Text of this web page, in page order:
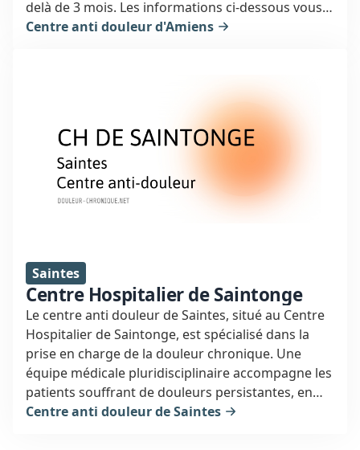
delà de 3 mois. Les informations ci-dessous vous
orienteront vers un spécialiste de la douleur à
Centre anti douleur d'Amiens
Saintes
Centre Hospitalier de Saintonge
Le centre anti douleur de Saintes, situé au Centre
Hospitalier de Saintonge, est spécialisé dans la
prise en charge de la douleur chronique. Une
équipe médicale pluridisciplinaire accompagne les
patients souffrant de douleurs persistantes, en
proposant des traitements personnalisés et un
Centre anti douleur de Saintes